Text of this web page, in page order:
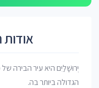
יְרוּשָׁלַיִם היא עיר הבירה
הגדולה ביותר בה.